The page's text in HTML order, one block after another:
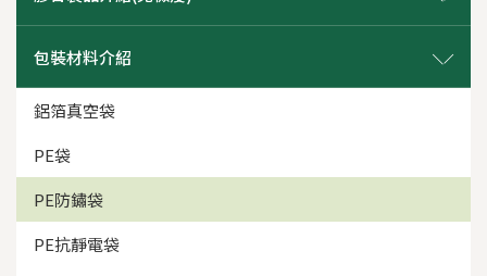
包裝材料介紹
鋁箔真空袋
PE袋
PE防鏽袋
PE抗靜電袋